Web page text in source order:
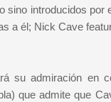
sino introducidos por
a él; Nick Cave
su admiración en
que admite que